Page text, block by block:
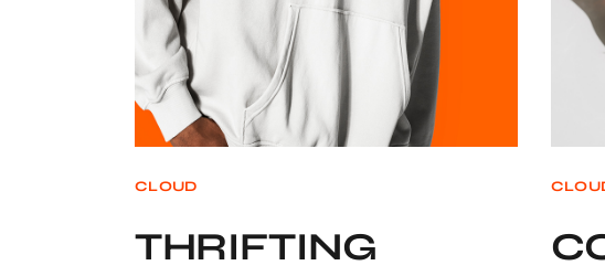
CLOUD
THRIFTING